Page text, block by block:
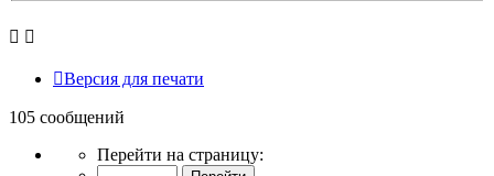
Версия для печати
105 сообщений
СтраницаПерейти на страницу: